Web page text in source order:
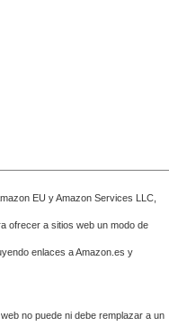
EU y Amazon Services LLC,
ofrecer a sitios web un modo de
enlaces a Amazon.es y
no puede ni debe remplazar a un